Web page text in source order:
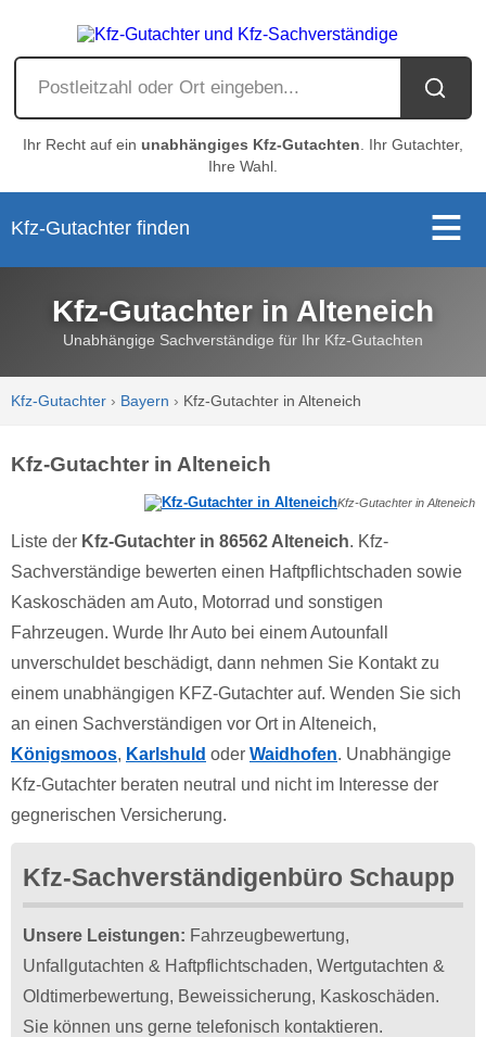
Ihr Recht auf ein unabhängiges Kfz-Gutachten . Ihr Gutachter,
Ihre Wahl.
Kfz-Gutachter finden
Kfz-Gutachter in Alteneich
Unabhängige Sachverständige für Ihr Kfz-Gutachten
Kfz-Gutachter › Bayern › Kfz-Gutachter in Alteneich
Kfz-Gutachter in Alteneich
Kfz-Gutachter in Alteneich
Liste der Kfz-Gutachter in 86562 Alteneich. Kfz-
Sachverständige bewerten einen Haftpflichtschaden sowie
Kaskoschäden am Auto, Motorrad und sonstigen
Fahrzeugen. Wurde Ihr Auto bei einem Autounfall
unverschuldet beschädigt, dann nehmen Sie Kontakt zu
einem unabhängigen KFZ-Gutachter auf. Wenden Sie sich
an einen Sachverständigen vor Ort in Alteneich,
Königsmoos, Karlshuld oder Waidhofen. Unabhängige
Kfz-Gutachter beraten neutral und nicht im Interesse der
gegnerischen Versicherung.
Kfz-Sachverständigenbüro Schaupp
Unsere Leistungen: Fahrzeugbewertung,
Unfallgutachten & Haftpflichtschaden, Wertgutachten &
Oldtimerbewertung, Beweissicherung, Kaskoschäden.
Sie können uns gerne telefonisch kontaktieren.